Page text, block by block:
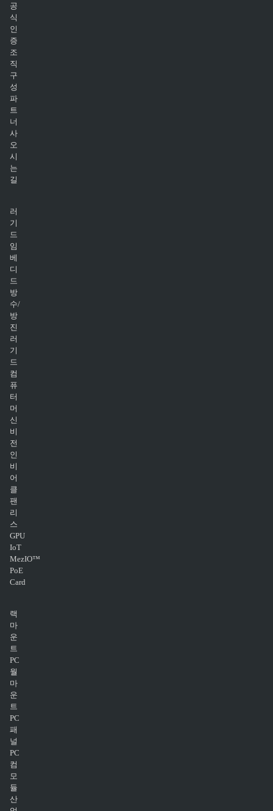
공
식
인
증
조
직
구
성
파
트
너
사
오
시
는
길
러
기
드
임
베
디
드
방
수/
방
진
러
기
드
컴
퓨
터
머
신
비
전
인
비
어
클
팬
리
스
GPU
IoT
MezIO™
PoE
Card
랙
마
운
트
PC
월
마
운
트
PC
패
널
PC
컴
모
듈
산